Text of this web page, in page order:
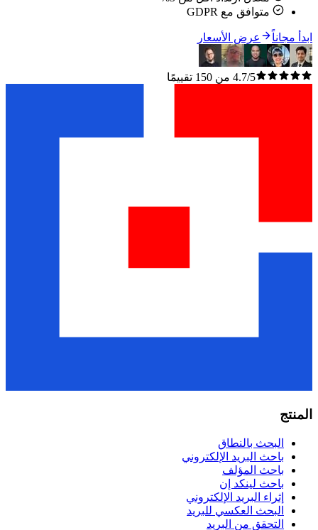
متوافق مع GDPR
ابدأ مجاناً عرض الأسعار
4.7/5 من 150 تقييمًا
المنتج
البحث بالنطاق
باحث البريد الإلكتروني
باحث المؤلف
باحث لينكد إن
إثراء البريد الإلكتروني
البحث العكسي للبريد
التحقق من البريد